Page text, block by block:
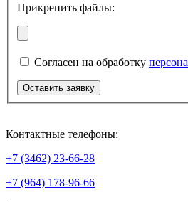
Прикрепить файлы:
Согласен на обработку
Контактные телефоны:
+7 (3462) 23-66-28
+7 (964) 178-96-66